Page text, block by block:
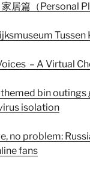
居篇（Personal
– A Virtual
bin
isolation
no problem:
fans